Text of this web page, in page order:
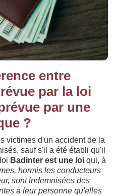
entre
par la loi
par une
?
victimes d'un accident de la
sauf s'il a été établi qu'il
Badinter est une loi qui, à
hormis les conducteurs
sont indemnisées des
à leur personne qu'elles